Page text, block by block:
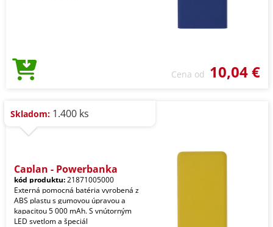
Cena od 10,04 €
Skladom: 1.400 ks
Caplan - Powerbanka
kód produktu:21871005000
Externá pomocná batéria vyrobená z
ABS plastu s gumovou úpravou a
kapacitou 5 000 mAh. S vnútorným
LED svetlom a špeciál